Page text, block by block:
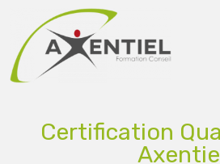
Certification